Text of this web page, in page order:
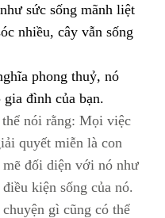
sức sống mãnh liệt
nhiều, cây vẫn sống
phong thuỷ, nó
đình của bạn.
thể nói rằng: Mọi việc
quyết miễn là con
đối diện với nó như
kiện sống của nó.
gì cũng có thể